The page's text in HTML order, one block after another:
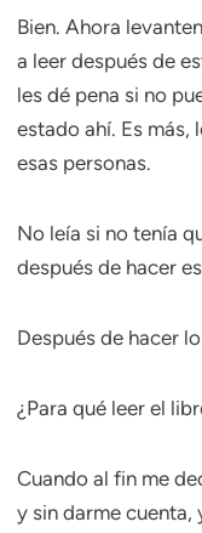
Bien. Ahora
a leer después de
les dé pena si no
estado ahí. Es más,
esas personas.
No leía si no tenía
después de hacer
Después de hacer
¿Para qué leer el
Cuando al fin me
y sin darme cuenta,